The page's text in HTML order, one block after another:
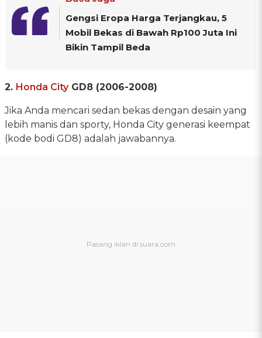
Gengsi Eropa Harga Terjangkau, 5
Mobil Bekas di Bawah Rp100 Juta Ini
Bikin Tampil Beda
2. Honda CityGD8 (2006-2008)
Jika Anda mencari sedan bekas dengan desain yang
lebih manis dan sporty, Honda City generasi keempat
(kode bodi GD8) adalah jawabannya.